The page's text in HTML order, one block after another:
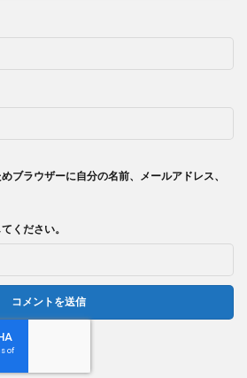
ブラウザーに自分の名前、メールアドレス、
ください。